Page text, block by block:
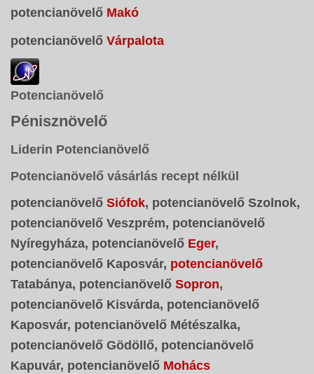
potencianövelő Makó
potencianövelő Várpalota
Potencianövelő
Pénisznövelő
Liderin Potencianövelő
Potencianövelő vásárlás recept nélkül
potencianövelő Siófok, potencianövelő Szolnok,
potencianövelő Veszprém, potencianövelő
Nyíregyháza, potencianövelő Eger,
potencianövelő Kaposvár, potencianövelő
Tatabánya, potencianövelő Sopron,
potencianövelő Kisvárda, potencianövelő
Kaposvár, potencianövelő Métészalka,
potencianövelő Gödöllő, potencianövelő
Kapuvár, potencianövelő Mohács